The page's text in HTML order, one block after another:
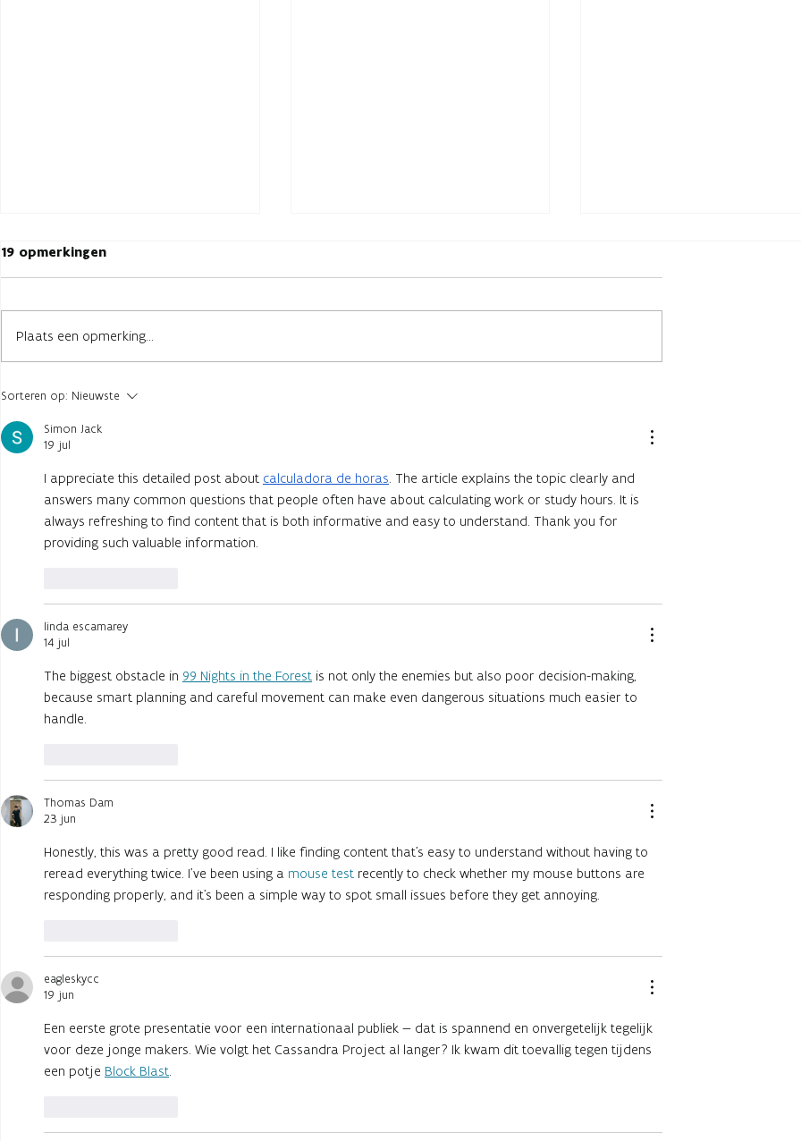
Muzikale werelden
ontdekken met MusiMatrix
in Alden Biesen
Teas & Tales!
19 opmerkingen
Plaats een opmerking...
Sorteren op: Nieuwste
Simon Jack
19 jul
I appreciate this detailed post about calculadora de horas . The article explains the topic clearly and
answers many common questions that people often have about calculating work or study hours. It is
always refreshing to find content that is both informative and easy to understand. Thank you for
providing such valuable information.
linda escamarey
14 jul
The biggest obstacle in 99 Nights in the Forest is not only the enemies but also poor decision-making,
because smart planning and careful movement can make even dangerous situations much easier to
handle.
Thomas Dam
23 jun
Honestly, this was a pretty good read. I like finding content that's easy to understand without having to
reread everything twice. I've been using a mouse test recently to check whether my mouse buttons are
responding properly, and it's been a simple way to spot small issues before they get annoying.
eagleskycc
19 jun
Een eerste grote presentatie voor een internationaal publiek — dat is spannend en onvergetelijk tegelijk
voor deze jonge makers. Wie volgt het Cassandra Project al langer? Ik kwam dit toevallig tegen tijdens
een potje Block Blast